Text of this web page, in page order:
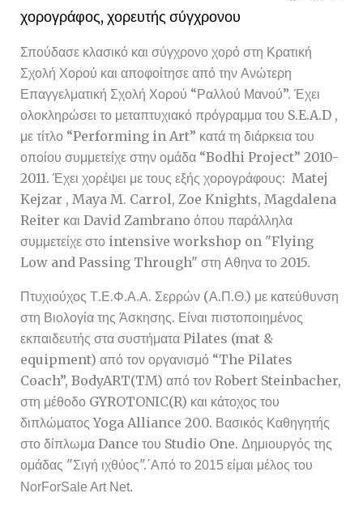
χορογράφος, χορευτής σύγχρονου
Σπούδασε κλασικό και σύγχρονο χορό στη Κρατική
Σχολή Χορού και αποφοίτησε από την Ανώτερη
Επαγγελματική Σχολή Χορού “Ραλλού Μανού”. Έχει
ολοκληρώσει το μεταπτυχιακό πρόγραμμα του S.E.A.D ,
με τίτλο “Performing in Art” κατά τη διάρκεια του
οποίου συμμετείχε στην ομάδα “Bodhi Project” 2010-
2011. Έχει χορέψει με τους εξής χορογράφους: Matej
Kejzar , Maya M. Carrol, Zoe Knights, Magdalena
Reiter και David Zambrano όπου παράλληλα
συμμετείχε στο intensive workshop on "Flying
Low and Passing Through" στη Αθηνα το 2015.
Πτυχιούχος Τ.Ε.Φ.Α.Α. Σερρών (Α.Π.Θ.) με κατεύθυνση
στη Βιολογία της Άσκησης. Είναι πιστοποιημένος
εκπαιδευτής στα συστήματα Pilates (mat &
equipment) από τον οργανισμό “The Pilates
Coach”, BodyART(TM) από τον Robert Steinbacher,
στη μέθοδο GYROTONIC(R) και κάτοχος του
διπλώματος Yoga Alliance 200. Βασικός Καθηγητής
στο δίπλωμα Dance του Studio One. Δημιουργός της
ομάδας "Σιγή ιχθύος".΄Από το 2015 είμαι μέλος του
NorForSale Art Net.